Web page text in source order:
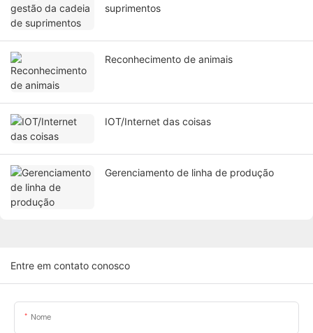
suprimentos
Reconhecimento de animais
IOT/Internet das coisas
Gerenciamento de linha de produção
Entre em contato conosco
Nome